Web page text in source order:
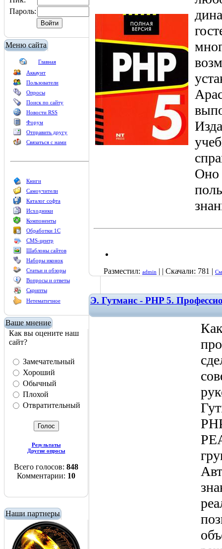
Пароль:
Меню сайта
Главная
Аккаунт
Пользователи
Опросы
Поиск по сайту
Новости RSS
Форум
Отправить другу
Связаться с нами
Книги
Самоучители
Каталог софта
Исходники
Компоненты
Обработки 1С
CMS-центр
Шаблоны сайтов
Наборы иконок
Статьи и обзоры
Вопросы и ответы
Скрипты
Нетематичное
Ваше мнение
Как вы оцените наш
сайт?
Замечательный
Хороший
Обычный
Плохой
Отвратительный
Результаты
Другие опросы
Всего голосов: 848
Комментарии: 10
Наши партнеры
Оно
Разместил: admin | | Скачали: 781 |
Э. Гутманс - PHP 5.